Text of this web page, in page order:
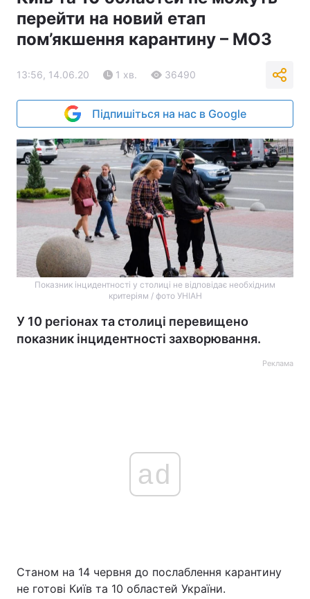
перейти на новий етап
пом’якшення карантину – МОЗ
13:56, 14.06.20 1 хв. 36490
Підпишіться на нас в Google
Показник інцидентності у столиці не відповідає необхідним
критеріям / фото УНІАН
У 10 регіонах та столиці перевищено
показник інцидентності захворювання.
Реклама
ad
Станом на 14 червня до послаблення карантину
не готові Київ та 10 областей України.